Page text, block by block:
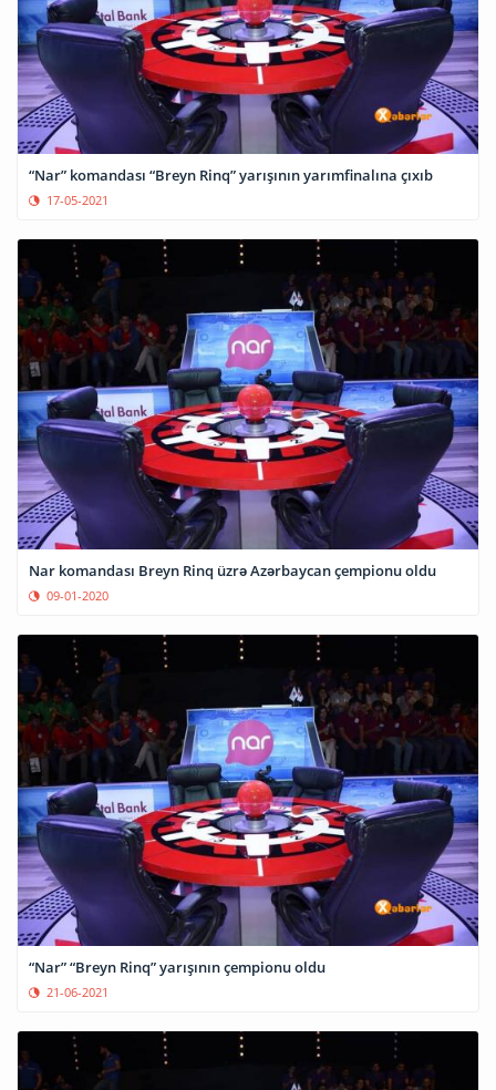
“Nar” komandası “Breyn Rinq” yarışının yarımfinalına çıxıb
17-05-2021
Nar komandası Breyn Rinq üzrə Azərbaycan çempionu oldu
09-01-2020
“Nar” “Breyn Rinq” yarışının çempionu oldu
21-06-2021